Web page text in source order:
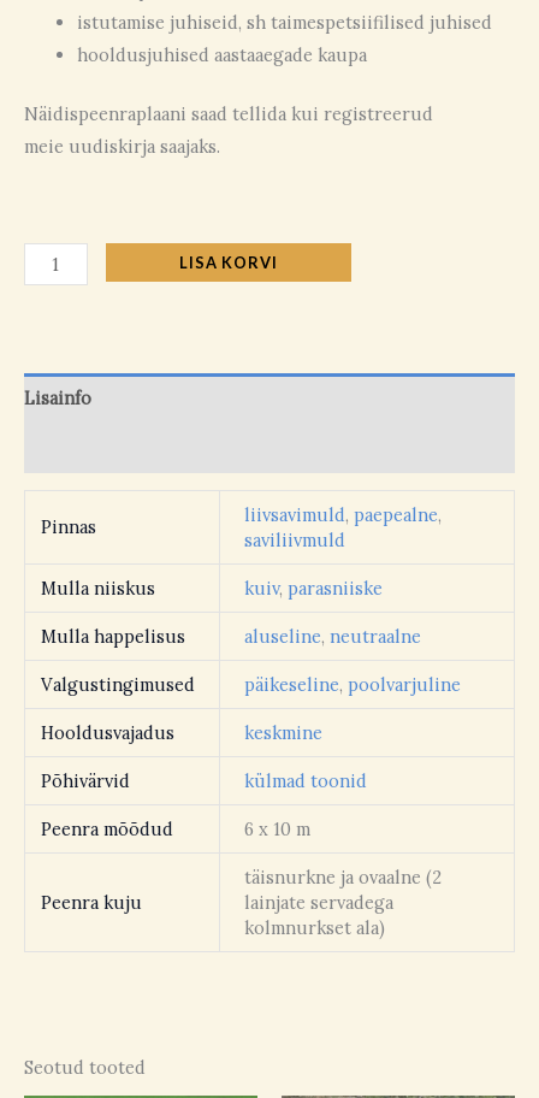
istutamise juhiseid, sh taimespetsiifilised juhised
hooldusjuhised aastaaegade kaupa
Näidispeenraplaani saad tellida kui registreerud
meie uudiskirja saajaks.
LISA KORVI
Lisainfo
Pinnas
liivsavimuld, paepealne,
saviliivmuld
Mulla niiskus kuiv, parasniiske
Mulla happelisus aluseline, neutraalne
Valgustingimused päikeseline, poolvarjuline
Hooldusvajadus keskmine
Põhivärvid külmad toonid
Peenra mõõdud 6 x 10 m
Peenra kuju
täisnurkne ja ovaalne (2
lainjate servadega
kolmnurkset ala)
Seotud tooted